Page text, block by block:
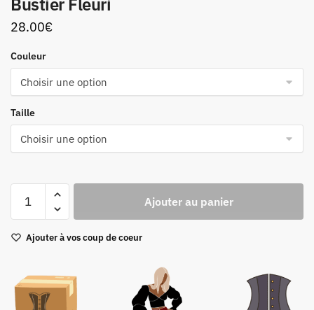
28.00€
Couleur
Taille
Fleuri
Ajouter au panier
Ajouter à vos coup de coeur